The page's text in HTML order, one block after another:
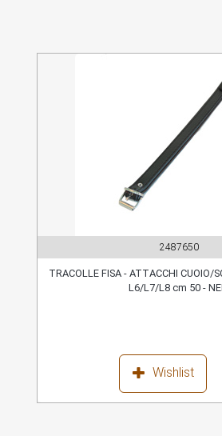
2487650
TRACOLLE FISA - ATTACCHI CUOIO/
L6/L7/L8 cm 50 -
Wishlist